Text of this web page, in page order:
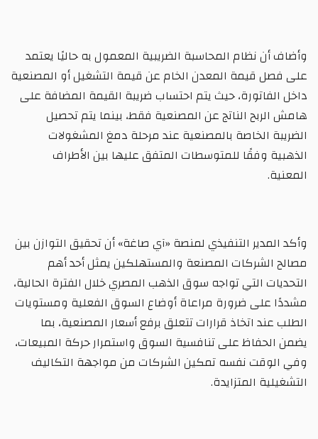
وأضاف أن نظام المحاسبة الضريبية المعمول به حاليًا يعتمد
على فصل قيمة المعدن الخام عن قيمة التشغيل أو المصنعية
داخل الفاتورة، حيث يتم احتساب ضريبة القيمة المضافة على
هامش الربح الناتج عن المصنعية فقط، بينما يتم تحصيل
الضريبة الخاصة بالمصنعية عند مرحلة دمغ المشغولات
الذهبية وفقًا للمتوسطات المتفق عليها بين الأطراف
المعنية.
وأكد المدير التنفيذي لمنصة «آي صاغة» أن تحقيق التوازن بين
مصالح الشركات المصنعة والمستهلكين يمثل أحد أهم
التحديات التي تواجه سوق الذهب المصري خلال الفترة الحالية،
مشددًا على ضرورة مراعاة أوضاع السوق الفعلية ومستويات
الطلب عند اتخاذ قرارات تتعلق برفع أسعار المصنعية، بما
يضمن الحفاظ على تنافسية السوق واستمرار حركة المبيعات،
وفي الوقت نفسه تمكين الشركات من مواجهة التكاليف
التشغيلية المتزايدة.